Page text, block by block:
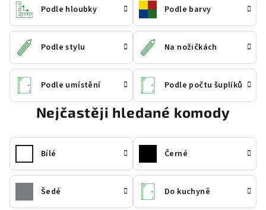
Podle hloubky Podle barvy
Podle stylu Na nožičkách
Podle umístění Podle počtu šuplíků
Nejčastěji hledané komody
Bílé Černé
Šedé Do kuchyně